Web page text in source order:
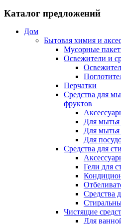
Каталог предложений
Дом
Бытовая химия и
Мусорные
Освежители и
Перчатки
Средства для
фруктов
Для
Для
Для
Средства для
Гели для
Средства
Чистящие
Для